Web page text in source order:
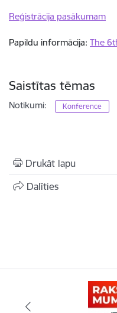
Reģistrācija pasākumam
Papildu informācija: The
Saistītas tēmas
Notikumi: Konference
Drukāt lapu
Dalīties